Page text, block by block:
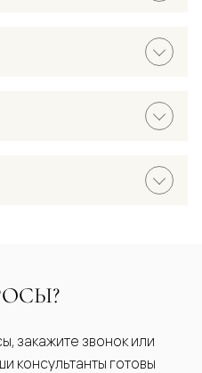
закажите звонок или
консультанты готовы